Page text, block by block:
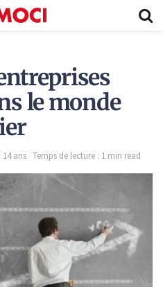
le monde
ans Temps de lecture : 1 min read